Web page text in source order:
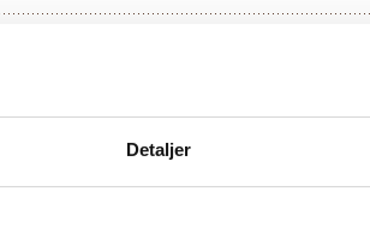
Detaljer
in the World